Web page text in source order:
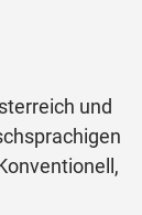
und